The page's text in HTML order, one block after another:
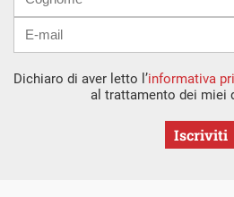
Dichiaro di aver letto l’informativa
al trattamento dei miei
Iscriviti